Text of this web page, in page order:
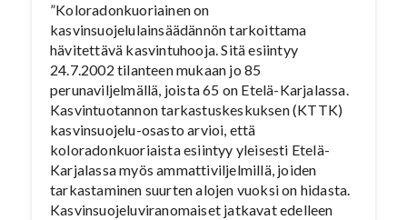
”Koloradonkuoriainen on
kasvinsuojelulainsäädännön tarkoittama
hävitettävä kasvintuhooja. Sitä esiintyy
24.7.2002 tilanteen mukaan jo 85
perunaviljelmällä, joista 65 on Etelä-Karjalassa.
Kasvintuotannon tarkastuskeskuksen (KTTK)
kasvinsuojelu-osasto arvioi, että
koloradonkuoriaista esiintyy yleisesti Etelä-
Karjalassa myös ammattiviljelmillä, joiden
tarkastaminen suurten alojen vuoksi on hidasta.
Kasvinsuojeluviranomaiset jatkavat edelleen